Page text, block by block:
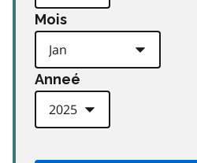
Mois
Anneé